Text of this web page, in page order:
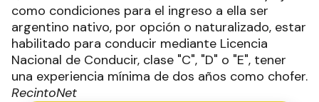
como condiciones para el ingreso a ella ser
argentino nativo, por opción o naturalizado, estar
habilitado para conducir mediante Licencia
Nacional de Conducir, clase "C", "D" o "E", tener
una experiencia mínima de dos años como chofer.
RecintoNet